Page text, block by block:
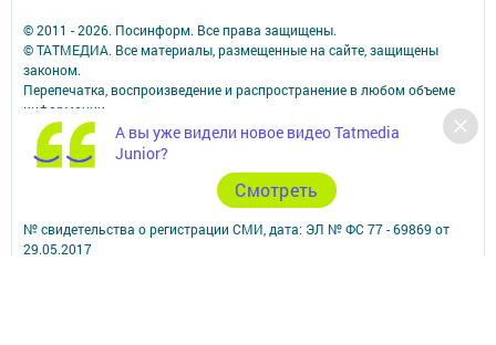
А вы уже видели новое видео Tatmedia
Junior?
Cмотреть
© 2011 - 2026. Посинформ. Все права защищены.
© ТАТМЕДИА. Все материалы, размещенные на сайте, защищены
законом.
Перепечатка, воспроизведение и распространение в любом объеме
информации,
размещенной на сайте, возможна только с письменного согласия
редакций СМИ.
При поддержке Республиканского агентства по печати и массовым
Наименование СМИ: Посинформ
№ свидетельства о регистрации СМИ, дата: ЭЛ № ФС 77 - 69869 от
29.05.2017